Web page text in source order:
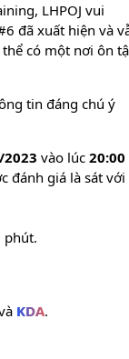
LHPOJ vui
đã xuất hiện và
có một nơi ôn
tin đáng chú ý
vào lúc 20:00
đánh giá là sát với
phút.
KDA.